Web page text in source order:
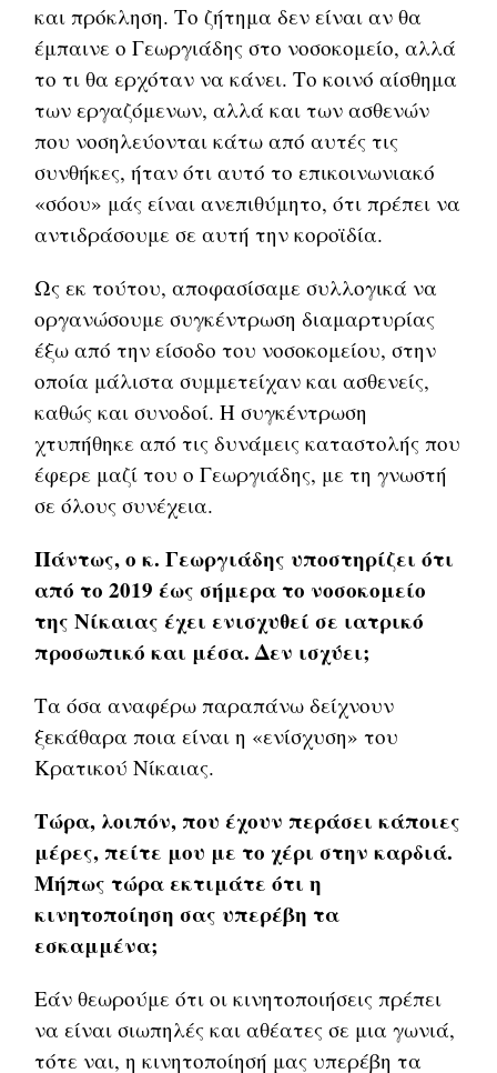
και πρόκληση. Το ζήτημα δεν είναι αν θα
έμπαινε ο Γεωργιάδης στο νοσοκομείο, αλλά
το τι θα ερχόταν να κάνει. Το κοινό αίσθημα
των εργαζόμενων, αλλά και των ασθενών
που νοσηλεύονται κάτω από αυτές τις
συνθήκες, ήταν ότι αυτό το επικοινωνιακό
«σόου» μάς είναι ανεπιθύμητο, ότι πρέπει να
αντιδράσουμε σε αυτή την κοροϊδία.
Ως εκ τούτου, αποφασίσαμε συλλογικά να
οργανώσουμε συγκέντρωση διαμαρτυρίας
έξω από την είσοδο του νοσοκομείου, στην
οποία μάλιστα συμμετείχαν και ασθενείς,
καθώς και συνοδοί. Η συγκέντρωση
χτυπήθηκε από τις δυνάμεις καταστολής που
έφερε μαζί του ο Γεωργιάδης, με τη γνωστή
σε όλους συνέχεια.
Πάντως, ο κ. Γεωργιάδης υποστηρίζει ότι
από το 2019 έως σήμερα το νοσοκομείο
της Νίκαιας έχει ενισχυθεί σε ιατρικό
προσωπικό και μέσα. Δεν ισχύει;
Τα όσα αναφέρω παραπάνω δείχνουν
ξεκάθαρα ποια είναι η «ενίσχυση» του
Κρατικού Νίκαιας.
Τώρα, λοιπόν, που έχουν περάσει κάποιες
μέρες, πείτε μου με το χέρι στην καρδιά.
Μήπως τώρα εκτιμάτε ότι η
κινητοποίηση σας υπερέβη τα
εσκαμμένα;
Εάν θεωρούμε ότι οι κινητοποιήσεις πρέπει
να είναι σιωπηλές και αθέατες σε μια γωνιά,
τότε ναι, η κινητοποίησή μας υπερέβη τα